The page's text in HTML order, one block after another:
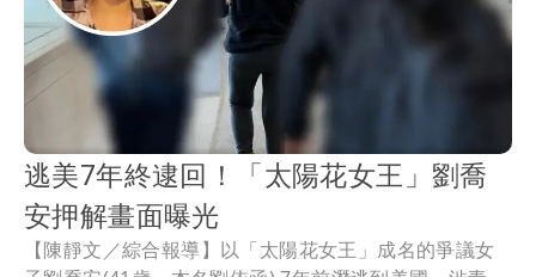
逃美7年終逮回！「太陽花女王」劉喬
安押解畫面曝光
【陳靜文／綜合報導】以「太陽花女王」成名的爭議女